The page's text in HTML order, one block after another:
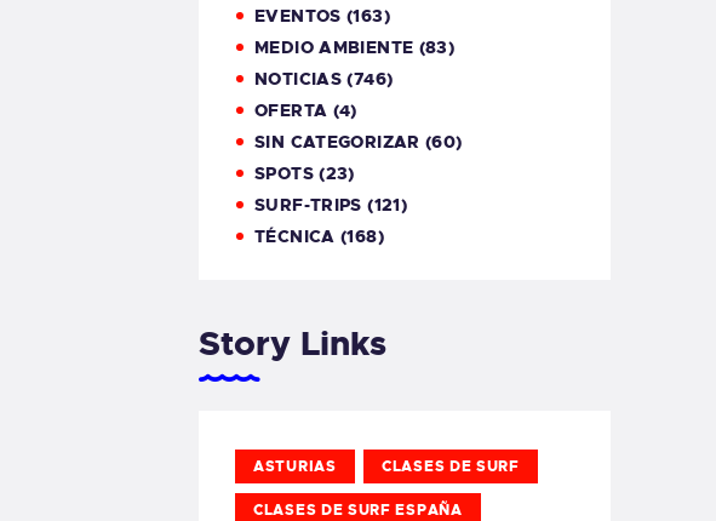
EVENTOS (163)
MEDIO AMBIENTE (83)
NOTICIAS (746)
OFERTA (4)
SIN CATEGORIZAR (60)
SPOTS(23)
SURF-TRIPS (121)
TÉCNICA (168)
Story Links
ASTURIAS CLASES DE SURF
CLASES DE SURF ESPAÑA